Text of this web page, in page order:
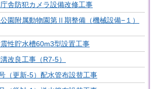
庁舎防犯カメラ設備改修工事
公園附属動物園第Ⅱ期整備（機械設備−１）
震性貯水槽60m3型設置工事
改良工事（R7-5）
（更新-5）配水管布設替工事